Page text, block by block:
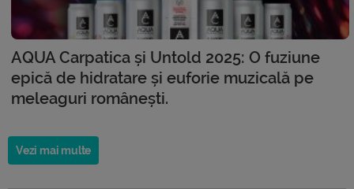
AQUA Carpatica și Untold 2025: O fuziune
epică de hidratare și euforie muzicală pe
meleaguri românești.
Vezi mai multe